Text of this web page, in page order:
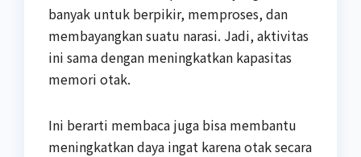
banyak untuk berpikir, memproses, dan
membayangkan suatu narasi. Jadi, aktivitas
ini sama dengan meningkatkan kapasitas
memori otak.
Ini berarti membaca juga bisa membantu
meningkatkan daya ingat karena otak secara